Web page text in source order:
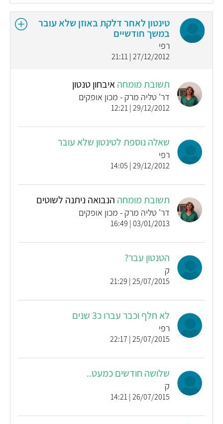
טינטון לאחר דלקת באוזן שלא עובר
במשך חודשיים
רפי
27/12/2012 | 21:11
תשובת מומחהאיבחון טנטון
דר' טליה מרק - מכון אופקים
29/12/2012 | 12:21
שאלה נוספת לטינטון שלא עובר
רפי
29/12/2012 | 14:05
תשובת מומחה הנבואה ניתנה לשוטים
דר' טליה מרק - מכון אופקים
03/01/2013 | 16:49
הטנטון עבר?
ק
25/07/2015 | 21:29
לא חלף וכבר עברו כ3 שנים
רפי
25/07/2015 | 22:17
שלושה חודשים כמעט..
ק
26/07/2015 | 14:21